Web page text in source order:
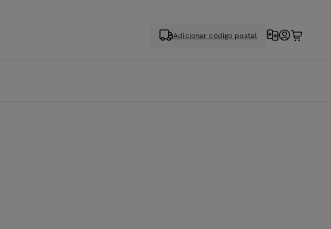
Adicionar código postal